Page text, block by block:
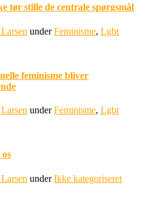
tør stille de centrale spørgsmål
underFeminisme, Lgbt
feminisme bliver
underFeminisme, Lgbt
underIkke kategoriseret